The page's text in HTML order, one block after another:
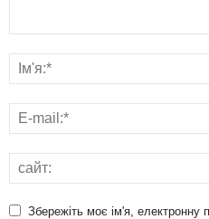
Збережіть моє ім'я, електронну